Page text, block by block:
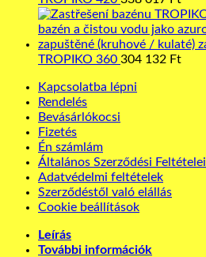
TROPIKO 360 304 132 Ft
Kapcsolatba lépni
Rendelés
Bevásárlókocsi
Fizetés
Én számlám
Általános Szerződési Feltételei
Adatvédelmi feltételek
Szerződéstől való elállás
Cookie beállítások
Leírás
További információk